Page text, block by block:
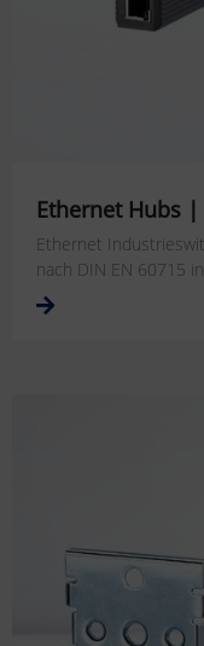
Ethernet Hubs
Ethernet
nach DIN EN 60715